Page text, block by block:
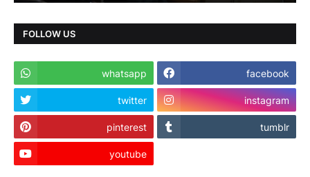
FOLLOW US
whatsapp facebook
twitter instagram
pinterest tumblr
youtube